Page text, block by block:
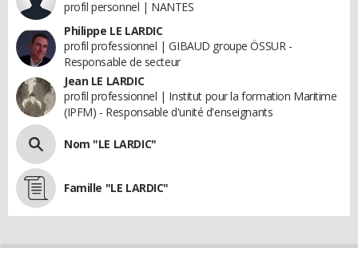
profil personnel | NANTES
Philippe LE LARDIC
profil professionnel | GIBAUD groupe ÖSSUR -
Responsable de secteur
Jean LE LARDIC
profil professionnel | Institut pour la formation Maritime
(IPFM) - Responsable d'unité d'enseignants
Nom "LE LARDIC"
Famille "LE LARDIC"